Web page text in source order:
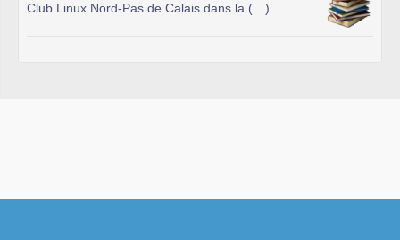
Club Linux Nord-Pas de Calais dans la (…)